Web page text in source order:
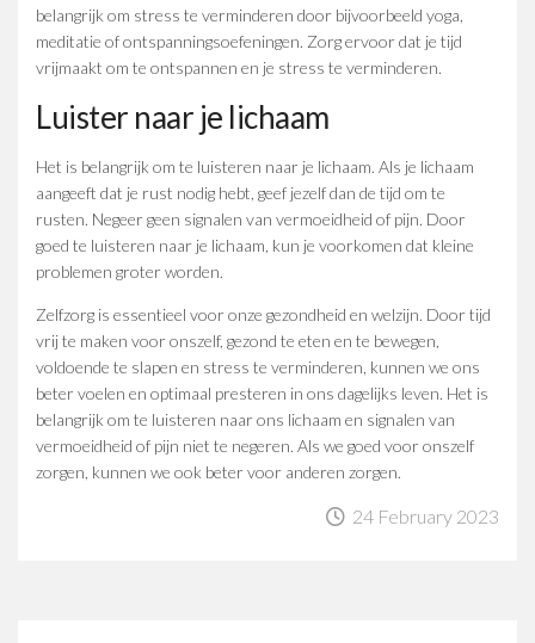
belangrijk om stress te verminderen door bijvoorbeeld yoga,
meditatie of ontspanningsoefeningen. Zorg ervoor dat je tijd
vrijmaakt om te ontspannen en je stress te verminderen.
Luister naar je lichaam
Het is belangrijk om te luisteren naar je lichaam. Als je lichaam
aangeeft dat je rust nodig hebt, geef jezelf dan de tijd om te
rusten. Negeer geen signalen van vermoeidheid of pijn. Door
goed te luisteren naar je lichaam, kun je voorkomen dat kleine
problemen groter worden.
Zelfzorg is essentieel voor onze gezondheid en welzijn. Door tijd
vrij te maken voor onszelf, gezond te eten en te bewegen,
voldoende te slapen en stress te verminderen, kunnen we ons
beter voelen en optimaal presteren in ons dagelijks leven. Het is
belangrijk om te luisteren naar ons lichaam en signalen van
vermoeidheid of pijn niet te negeren. Als we goed voor onszelf
zorgen, kunnen we ook beter voor anderen zorgen.
24 February 2023